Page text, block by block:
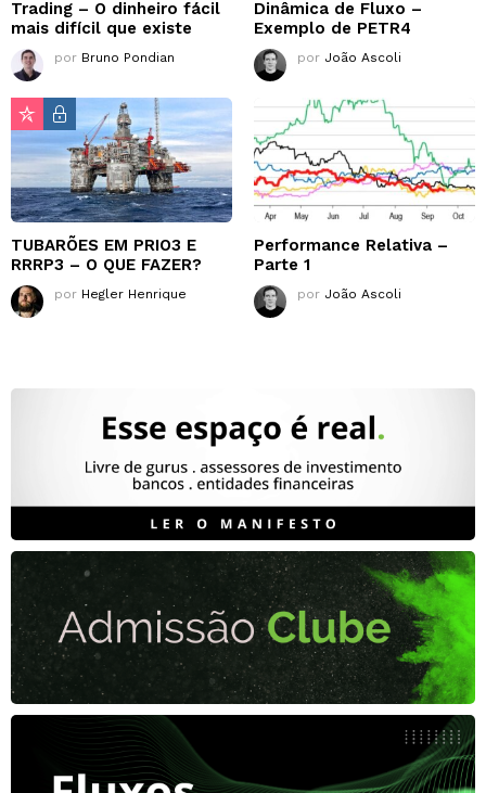
Trading – O dinheiro fácil
mais difícil que existe
por Bruno Pondian
Dinâmica de Fluxo –
Exemplo de PETR4
por João Ascoli
TUBARÕES EM PRIO3 E
RRRP3 – O QUE FAZER?
por Hegler Henrique
Performance Relativa –
Parte 1
por João Ascoli